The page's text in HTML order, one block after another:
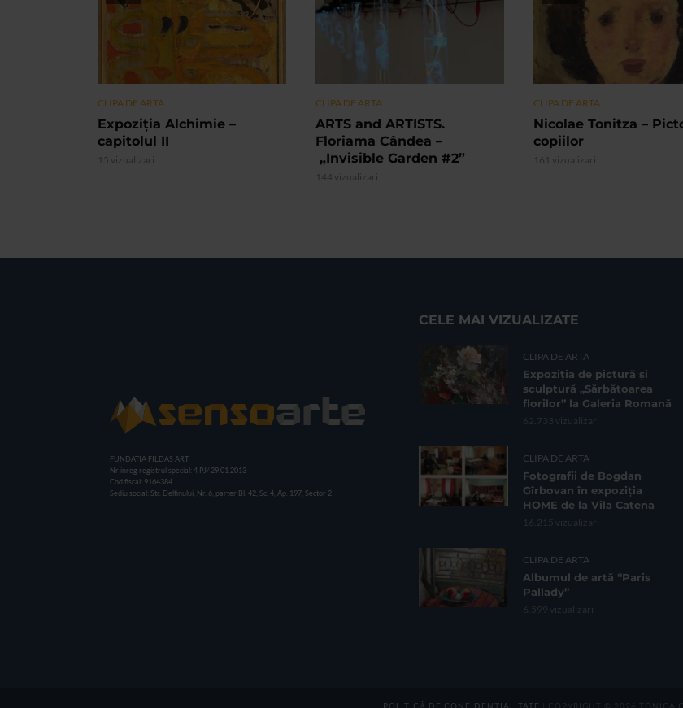
CLIPA DE ARTA
Expoziția Alchimie –
capitolul II
15 vizualizari
CLIPA DE ARTA
ARTS and ARTISTS.
Floriama Cândea –
„Invisible Garden #2”
144 vizualizari
CLIPA DE ARTA
Nicolae Tonitza –
copiilor
161 vizualizari
FUNDATIA FILDAS ART
Nr inreg registrul special: 4 PJ/ 29.01.2013
Cod fiscal: 9164384
Sediu social: Str. Delfinului, Nr. 6, parter Bl. 42, Sc. 4, Ap. 197, Sector 2
CELE MAI VIZUALIZATE
CLIPA DE ARTA
Expoziția de pictură și
sculptură „Sărbătoarea
florilor” la Galeria Romană
62.733 vizualizari
CLIPA DE ARTA
Fotografii de Bogdan
Gîrbovan în expoziția
HOME de la Vila Catena
16.215 vizualizari
CLIPA DE ARTA
Albumul de artă “Paris
Pallady”
6.599 vizualizari
POLITICĂ DE CONFIDENȚIALITATE | COPYRIGHT © 2026 TONICA